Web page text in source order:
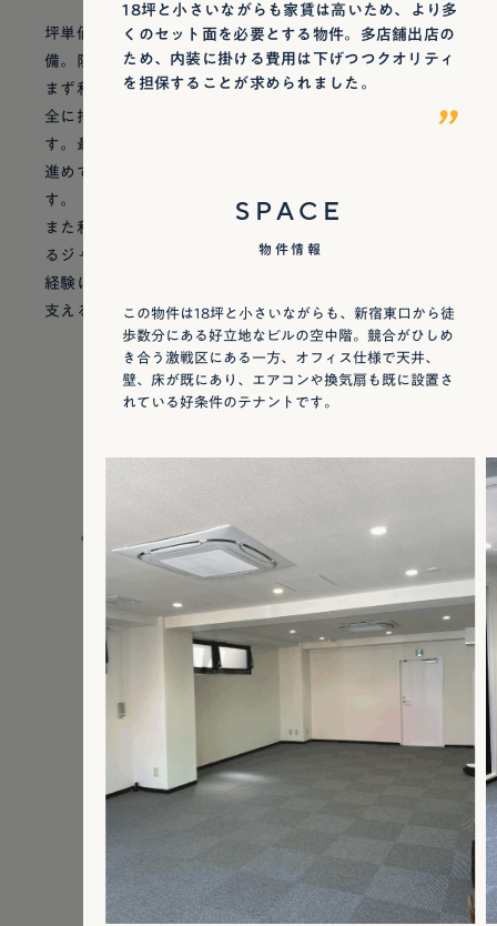
坪単価や費用、レイアウト、デザイン(内装)、機能、設
備。限られた条件の中で何をこだわり、何を削るのか。
まず私たちは、お客様によって異なる好みや判断軸を完
全に把握するため、あらゆる角度から質問を投げかけま
す。最適解へとたどり着く速さと正確さが、低コストで
進めていくためにいちばん重要だと考えているからで
す。
また私たちには、これまであらゆる条件のもと、あらゆ
るジャンルのデザインを手掛けてきた自負があります。
経験に裏打ちされた引き出しの多さもまた、低コストを
支える大きな強みとなっています。
CASE STUDY
事例のご紹介
18坪と小さいながらも家賃は高いため、より多
くのセット面を必要とする物件。多店舗出店の
ため、内装に掛ける費用は下げつつクオリティ
を担保することが求められました。
SPACE
物件情報
この物件は18坪と小さいながらも、新宿東口から徒
歩数分にある好立地なビルの空中階。競合がひしめ
き合う激戦区にある一方、オフィス仕様で天井、
壁、床が既にあり、エアコンや換気扇も既に設置さ
れている好条件のテナントです。